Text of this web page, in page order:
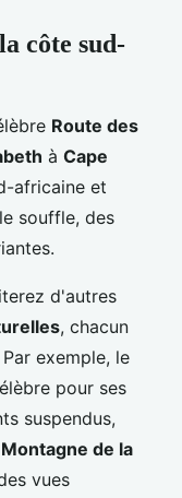
côte sud-
Route des
à Cape
africaine et
souffle, des
d'autres
, chacun
exemple, le
pour ses
suspendus,
de la
vues